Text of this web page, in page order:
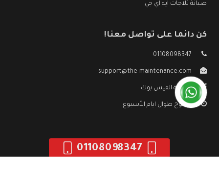
صيانة ثلاجات ايه اي جي
كن دائما على تواصل معنا!
01108098347
support@the-maintenance.com
صفحة الفيس بوك
مفتوح طوال ايام الأسبوع
01108098347